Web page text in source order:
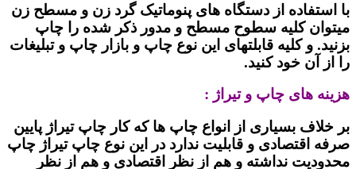
با استفاده از دستگاه های پنوماتیک گرد زن و مسطح زن
میتوان کلیه سطوح مسطح و مدور ذکر شده را چاپ
بزنید. و کلیه قابلتهای این نوع چاپ و بازار چاپ و تبلیغات
را از آن خود کنید.
هزینه های چاپ و تیراژ :
بر خلاف بسیاری از انواع چاپ ها که کار چاپ تیراژ پایین
صرفه اقتصادی و قابلیت ندارد در این نوع چاپ تیراژ چاپ
محدودیت نداشته و هم از نظر اقتصادی و هم از نظر